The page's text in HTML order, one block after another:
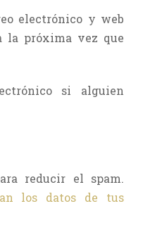
electrónico y web
la próxima vez que
si alguien
reducir el spam.
los datos de tus